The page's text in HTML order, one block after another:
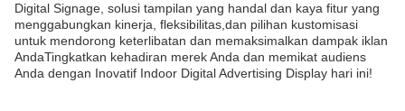
Digital Signage, solusi tampilan yang handal dan kaya fitur yang
menggabungkan kinerja, fleksibilitas,dan pilihan kustomisasi
untuk mendorong keterlibatan dan memaksimalkan dampak iklan
AndaTingkatkan kehadiran merek Anda dan memikat audiens
Anda dengan Inovatif Indoor Digital Advertising Display hari ini!